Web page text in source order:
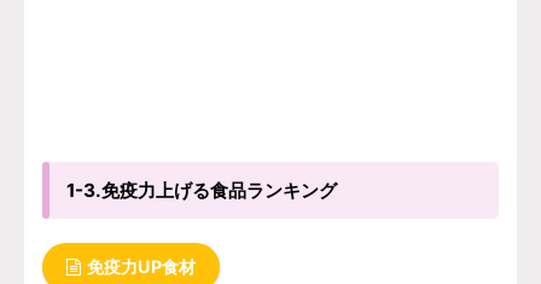
1-3.免疫力上げる食品ランキング
免疫力UP食材